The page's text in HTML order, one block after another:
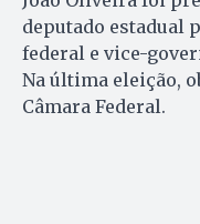
deputado estadual
federal e vice-
Na última eleição,
Câmara Federal.